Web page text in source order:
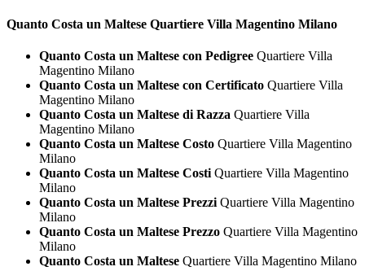
Quanto Costa un Maltese Quartiere Villa Magentino Milano
Quanto Costa un Maltese con Pedigree Quartiere Villa
Magentino Milano
Quanto Costa un Maltese con Certificato Quartiere Villa
Magentino Milano
Quanto Costa un Maltese di Razza Quartiere Villa
Magentino Milano
Quanto Costa un Maltese Costo Quartiere Villa Magentino
Milano
Quanto Costa un Maltese Costi Quartiere Villa Magentino
Milano
Quanto Costa un Maltese Prezzi Quartiere Villa Magentino
Milano
Quanto Costa un Maltese Prezzo Quartiere Villa Magentino
Milano
Quanto Costa un Maltese Quartiere Villa Magentino Milano